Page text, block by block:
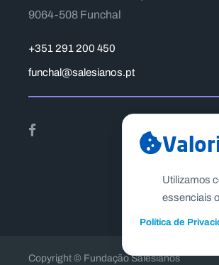
9064-508 Funchal
+351 291 200 450
funchal@salesianos.pt
Copyright © Fundação Salesianos
Utilizamos
essenciais
Política de